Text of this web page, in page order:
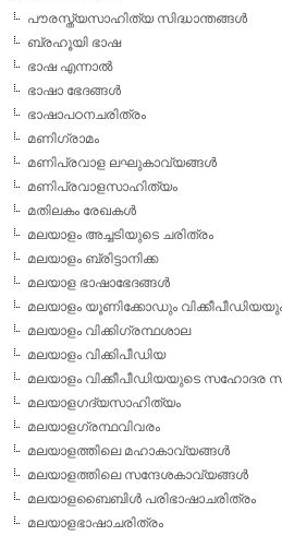
പൗരസ്ത്യസാഹിത്യ സിദ്ധാന്തങ്ങള്‍
ബ്രഹൂയി ഭാഷ
ഭാഷ എന്നാല്‍
ഭാഷാ ഭേദങ്ങള്‍
ഭാഷാപഠനചരിത്രം
മണിഗ്രാമം
മണിപ്രവാള ലഘുകാവ്യങ്ങള്‍
മണിപ്രവാളസാഹിത്യം
മതിലകം രേഖകള്‍
മലയാളം അച്ചടിയുടെ ചരിത്രം
മലയാളം ബ്രിട്ടാനിക്ക
മലയാള ഭാഷാഭേദങ്ങള്‍
മലയാളം യൂണിക്കോഡും
മലയാളം വിക്കിഗ്രന്ഥശാല
മലയാളം വിക്കിപീഡിയ
മലയാളം വിക്കീപീഡിയയുടെ സഹോദര
മലയാളഗദ്യസാഹിത്യം
മലയാളഗ്രന്ഥവിവരം
മലയാളത്തിലെ മഹാകാവ്യങ്ങള്‍
മലയാളത്തിലെ സന്ദേശകാവ്യങ്ങള്‍
മലയാളബൈബിള്‍ പരിഭാഷാചരിത്രം
മലയാളഭാഷാചരിത്രം